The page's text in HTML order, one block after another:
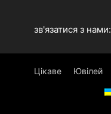
зв'язатися з нами:
Цікаве Ювілей